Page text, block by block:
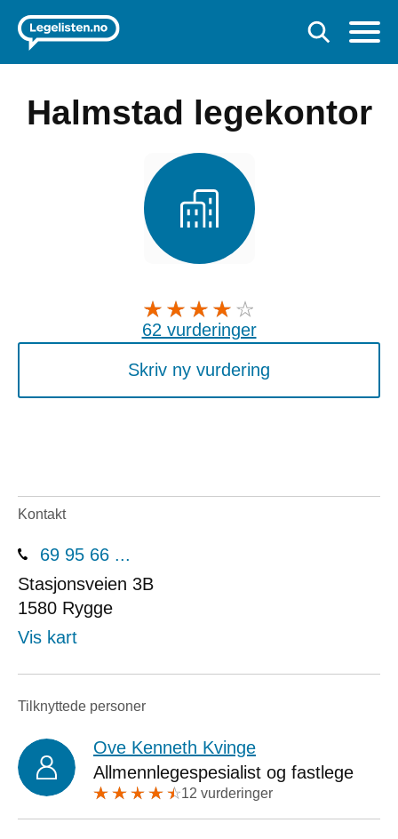
Halmstad legekontor
62 vurderinger
Skriv ny vurdering
Kontakt
69 95 66 ...
Stasjonsveien 3B
1580 Rygge
Vis kart
Tilknyttede personer
Ove Kenneth Kvinge
Allmennlegespesialist og fastlege
12 vurderinger